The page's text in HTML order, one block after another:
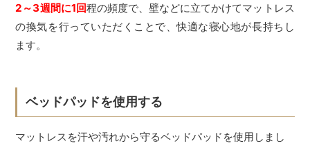
2～3週間に1回程の頻度で、壁などに立てかけてマットレス
の換気を行っていただくことで、快適な寝心地が長持ちし
ます。
ベッドパッドを使用する
マットレスを汗や汚れから守るベッドパッドを使用しまし